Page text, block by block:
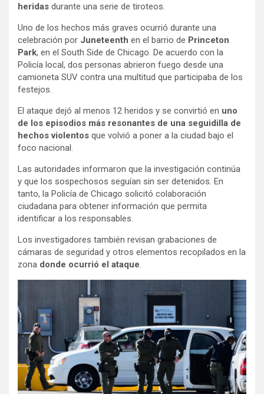
heridas durante una serie de tiroteos.
Uno de los hechos más graves ocurrió durante una
celebración por Juneteenth en el barrio de Princeton
Park, en el South Side de Chicago. De acuerdo con la
Policía local, dos personas abrieron fuego desde una
camioneta SUV contra una multitud que participaba de los
festejos.
El ataque dejó al menos 12 heridos y se convirtió en uno
de los episodios más resonantes de una seguidilla de
hechos violentos que volvió a poner a la ciudad bajo el
foco nacional.
Las autoridades informaron que la investigación continúa
y que los sospechosos seguían sin ser detenidos. En
tanto, la Policía de Chicago solicitó colaboración
ciudadana para obtener información que permita
identificar a los responsables.
Los investigadores también revisan grabaciones de
cámaras de seguridad y otros elementos recopilados en la
zona donde ocurrió el ataque.